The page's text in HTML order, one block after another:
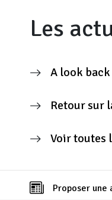
Les
A look
Retour sur
Voir toutes
Proposer une